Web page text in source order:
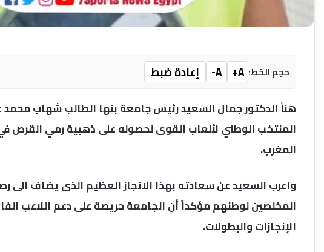
حجم الخط: A+
A-
إعادة ضبط
هنأ الدكتور جمال السعيد رئيس جامعة بنها الطالب شهاب محمد
المنتخب الوطني لألعاب القوى لحصوله على ذهبية رمي القرص في
المغرب.
واعرب السعيد عن سعادته بهذا الانجاز العظيم الذى يضاف الى
المخلصين لوطنهم مؤكداً أن الجامعة حريصة على دعم اللاعب
الإنجازات والبطولات.